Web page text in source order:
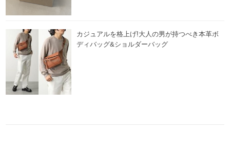
カジュアルを格上げ!大人の男が持つべき本革ボ
ディバッグ&ショルダーバッグ